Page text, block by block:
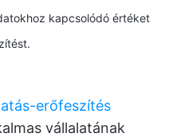
kapcsolódó értéket
erőfeszítés
vállalatának